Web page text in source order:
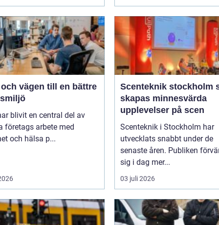
vägen till en bättre
blivit en central del av
företags arbete med
och hälsa p...
Scenteknik stockholm så
skapas minnesvärda
upplevelser på scen
Scenteknik i Stockholm har
utvecklats snabbt under de
senaste åren. Publiken
sig i dag mer...
03 juli 2026